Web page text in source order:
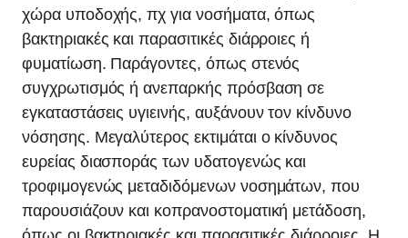
χώρα υποδοχής, πχ για νοσήματα, όπως
βακτηριακές και παρασιτικές διάρροιες ή
φυματίωση. Παράγοντες, όπως στενός
συγχρωτισμός ή ανεπαρκής πρόσβαση σε
εγκαταστάσεις υγιεινής, αυξάνουν τον κίνδυνο
νόσησης. Μεγαλύτερος εκτιμάται ο κίνδυνος
ευρείας διασποράς των υδατογενώς και
τροφιμογενώς μεταδιδόμενων νοσημάτων, που
παρουσιάζουν και κοπρανοστοματική μετάδοση,